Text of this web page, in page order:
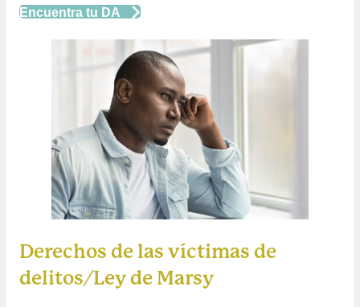
Encuentra tu DA
Derechos de las víctimas de
delitos/Ley de Marsy